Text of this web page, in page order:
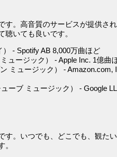
す。高音質のサービスが提供さ
聴いても良いです。
- Spotify AB 8,000万曲ほど
ュージック） - Apple Inc. 1億曲
ミュージック） - Amazon.com,
ーブ ミュージック） - Google
す。いつでも、どこでも、観た
。